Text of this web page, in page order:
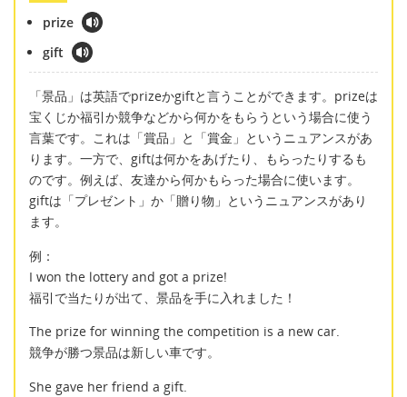
prize
gift
「景品」は英語でprizeかgiftと言うことができます。prizeは
宝くじか福引か競争などから何かをもらうという場合に使う
言葉です。これは「賞品」と「賞金」というニュアンスがあ
ります。一方で、giftは何かをあげたり、もらったりするも
のです。例えば、友達から何かもらった場合に使います。
giftは「プレゼント」か「贈り物」というニュアンスがあり
ます。
例：
I won the lottery and got a prize!
福引で当たりが出て、景品を手に入れました！
The prize for winning the competition is a new car.
競争が勝つ景品は新しい車です。
She gave her friend a gift.